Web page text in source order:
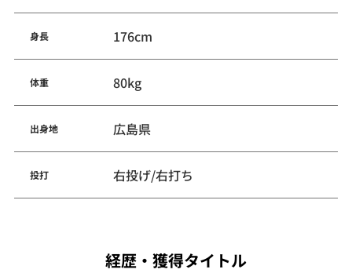
身長 176cm
体重 80kg
出身地 広島県
投打 右投げ/右打ち
経歴・獲得タイトル